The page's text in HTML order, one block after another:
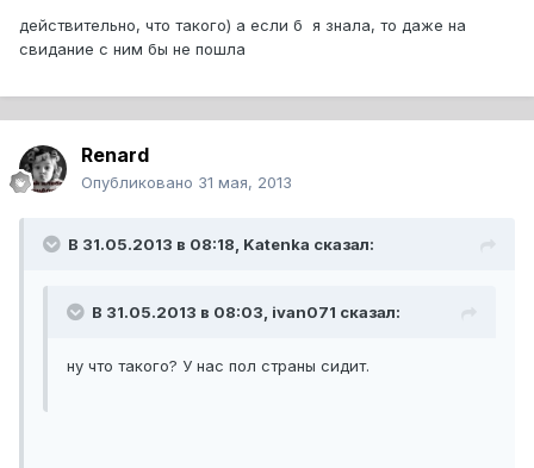
действительно, что такого) а если б я знала, то даже на
свидание с ним бы не пошла
Renard
Опубликовано 31 мая, 2013
В 31.05.2013 в 08:18, Katenka сказал:
В 31.05.2013 в 08:03, ivan071 сказал:
ну что такого? У нас пол страны сидит.